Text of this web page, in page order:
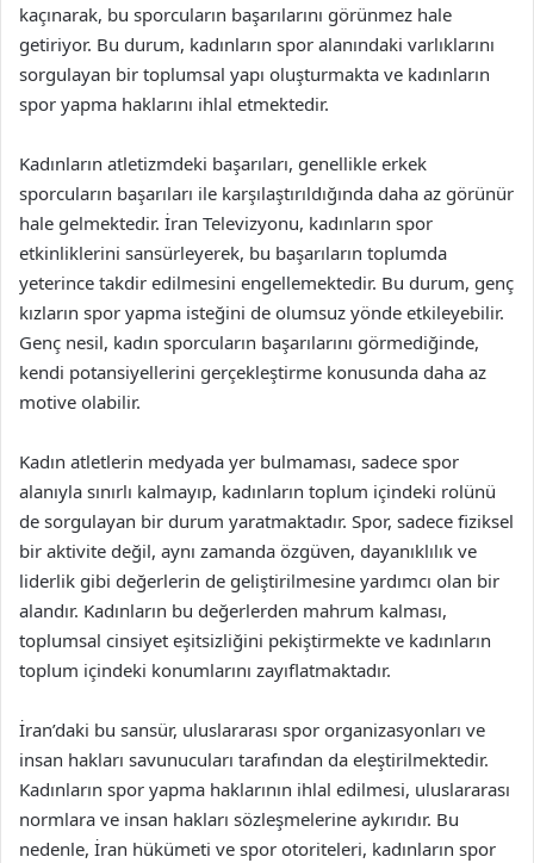
kaçınarak, bu sporcuların başarılarını görünmez hale
getiriyor. Bu durum, kadınların spor alanındaki varlıklarını
sorgulayan bir toplumsal yapı oluşturmakta ve kadınların
spor yapma haklarını ihlal etmektedir.
Kadınların atletizmdeki başarıları, genellikle erkek
sporcuların başarıları ile karşılaştırıldığında daha az görünür
hale gelmektedir. İran Televizyonu, kadınların spor
etkinliklerini sansürleyerek, bu başarıların toplumda
yeterince takdir edilmesini engellemektedir. Bu durum, genç
kızların spor yapma isteğini de olumsuz yönde etkileyebilir.
Genç nesil, kadın sporcuların başarılarını görmediğinde,
kendi potansiyellerini gerçekleştirme konusunda daha az
motive olabilir.
Kadın atletlerin medyada yer bulmaması, sadece spor
alanıyla sınırlı kalmayıp, kadınların toplum içindeki rolünü
de sorgulayan bir durum yaratmaktadır. Spor, sadece fiziksel
bir aktivite değil, aynı zamanda özgüven, dayanıklılık ve
liderlik gibi değerlerin de geliştirilmesine yardımcı olan bir
alandır. Kadınların bu değerlerden mahrum kalması,
toplumsal cinsiyet eşitsizliğini pekiştirmekte ve kadınların
toplum içindeki konumlarını zayıflatmaktadır.
İran’daki bu sansür, uluslararası spor organizasyonları ve
insan hakları savunucuları tarafından da eleştirilmektedir.
Kadınların spor yapma haklarının ihlal edilmesi, uluslararası
normlara ve insan hakları sözleşmelerine aykırıdır. Bu
nedenle, İran hükümeti ve spor otoriteleri, kadınların spor